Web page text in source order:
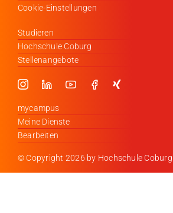
Cookie-Einstellungen
Studieren
Hochschule Coburg
Stellenangebote
mycampus
Meine Dienste
Bearbeiten
© Copyright 2026 by Hochschule Coburg